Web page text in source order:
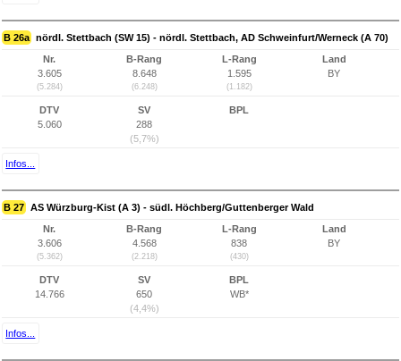
B 26a nördl. Stettbach (SW 15) - nördl. Stettbach, AD Schweinfurt/Werneck (A 70)
Nr.
3.605
(5.284)
B-Rang
8.648
(6.248)
L-Rang
1.595
(1.182)
Land
BY
DTV
5.060
SV
288
(5,7%)
BPL
Infos...
B 27 AS Würzburg-Kist (A 3) - südl. Höchberg/Guttenberger Wald
Nr.
3.606
(5.362)
B-Rang
4.568
(2.218)
L-Rang
838
(430)
Land
BY
DTV
14.766
SV
650
(4,4%)
BPL
WB*
Infos...